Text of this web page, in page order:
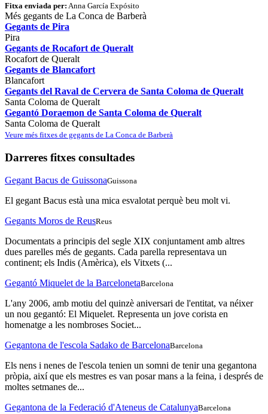
Fitxa enviada per: Anna García Expósito
Més gegants de La Conca de Barberà
Gegants de Pira
Pira
Gegants de Rocafort de Queralt
Rocafort de Queralt
Gegants de Blancafort
Blancafort
Gegants del Raval de Cervera de Santa Coloma de Queralt
Santa Coloma de Queralt
Gegantó Doraemon de Santa Coloma de Queralt
Santa Coloma de Queralt
Veure més fitxes de gegants de La Conca de Barberà
Darreres fitxes consultades
Gegant Bacus de GuissonaGuissona
El gegant Bacus està una mica esvalotat perquè beu molt vi.
Gegants Moros de ReusReus
Documentats a principis del segle XIX conjuntament amb altres
dues parelles més de gegants. Cada parella representava un
continent; els Indis (Amèrica), els Vitxets (...
Gegantó Miquelet de la BarcelonetaBarcelona
L'any 2006, amb motiu del quinzè aniversari de l'entitat, va néixer
un nou gegantó: El Miquelet. Representa un jove corista en
homenatge a les nombroses Societ...
Gegantona de l'escola Sadako de BarcelonaBarcelona
Els nens i nenes de l'escola tenien un somni de tenir una gegantona
pròpia, així que els mestres es van posar mans a la feina, i després de
moltes setmanes de...
Gegantona de la Federació d'Ateneus de CatalunyaBarcelona